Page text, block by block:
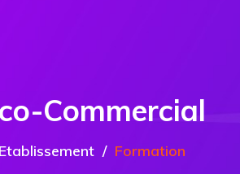
Commercial
Etablissement Formation